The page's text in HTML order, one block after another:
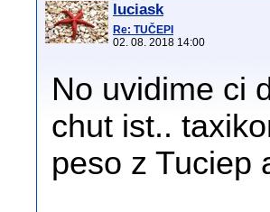
luciask
Re: TUČEPI
02. 08. 2018 14:00
No uvidime ci
chut ist..
peso z Tuciep